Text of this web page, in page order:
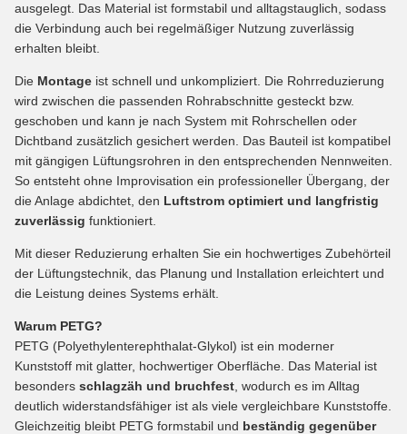
ausgelegt. Das Material ist formstabil und alltagstauglich, sodass
die Verbindung auch bei regelmäßiger Nutzung zuverlässig
erhalten bleibt.
Die Montage ist schnell und unkompliziert. Die Rohrreduzierung
wird zwischen die passenden Rohrabschnitte gesteckt bzw.
geschoben und kann je nach System mit Rohrschellen oder
Dichtband zusätzlich gesichert werden. Das Bauteil ist kompatibel
mit gängigen Lüftungsrohren in den entsprechenden Nennweiten.
So entsteht ohne Improvisation ein professioneller Übergang, der
die Anlage abdichtet, den Luftstrom optimiert und langfristig
zuverlässig funktioniert.
Mit dieser Reduzierung erhalten Sie ein hochwertiges Zubehörteil
der Lüftungstechnik, das Planung und Installation erleichtert und
die Leistung deines Systems erhält.
Warum PETG?
PETG (Polyethylenterephthalat-Glykol) ist ein moderner
Kunststoff mit glatter, hochwertiger Oberfläche. Das Material ist
besonders schlagzäh und bruchfest , wodurch es im Alltag
deutlich widerstandsfähiger ist als viele vergleichbare Kunststoffe.
Gleichzeitig bleibt PETG formstabil und beständig gegenüber